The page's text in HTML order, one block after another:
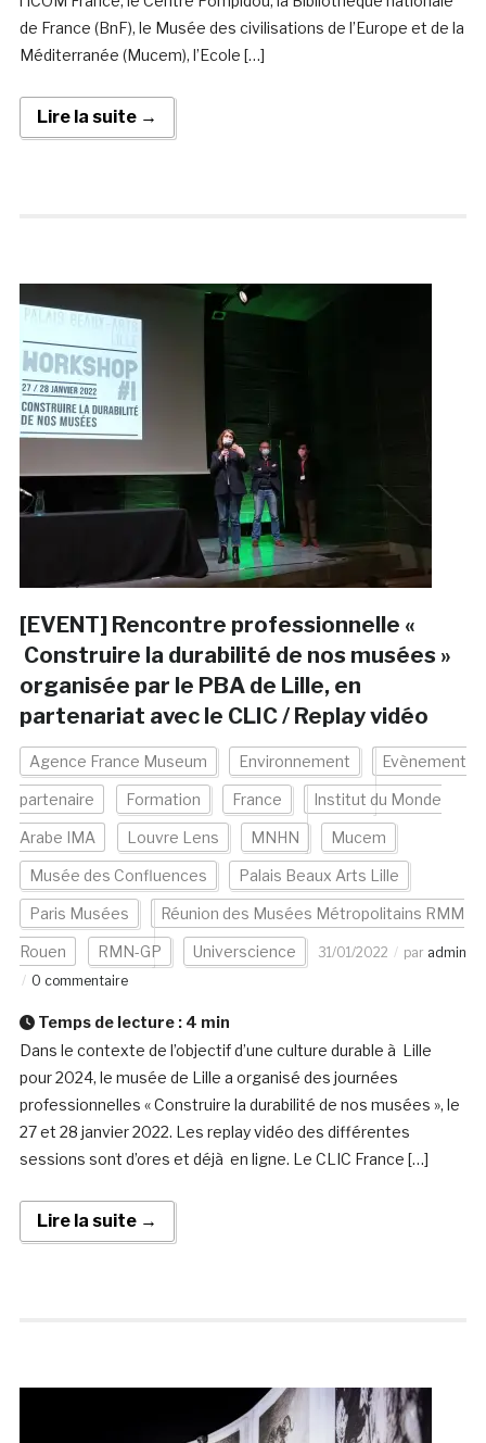
de France (BnF), le Musée des civilisations de l’Europe et de la
Méditerranée (Mucem), l’Ecole […]
Lire la suite →
[EVENT] Rencontre professionnelle «
Construire la durabilité de nos musées »
organisée par le PBA de Lille, en
partenariat avec le CLIC / Replay vidéo
Agence France Museum Environnement Evènement
partenaire Formation France Institut du Monde
Arabe IMA Louvre Lens MNHN Mucem
Musée des Confluences Palais Beaux Arts Lille
Paris Musées Réunion des Musées Métropolitains RMM
Rouen RMN-GP Universcience 31/01/2022 par admin
0 commentaire
Temps de lecture : 4 min
Dans le contexte de l’objectif d’une culture durable à Lille
pour 2024, le musée de Lille a organisé des journées
professionnelles « Construire la durabilité de nos musées », le
27 et 28 janvier 2022. Les replay vidéo des différentes
sessions sont d’ores et déjà en ligne. Le CLIC France […]
Lire la suite →